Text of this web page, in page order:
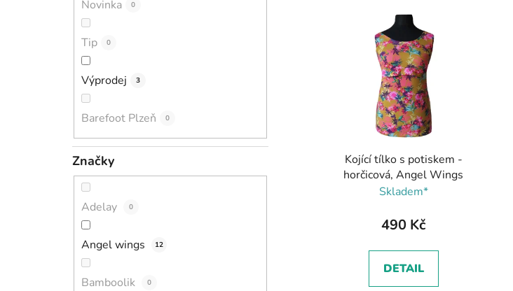
Novinka 0
Tip 0
Výprodej 3
Barefoot Plzeň 0
Značky
Adelay 0
Angel wings 12
Bamboolik 0
Kojící tílko s potiskem -
horčicová, Angel Wings
Skladem*
490 Kč
DETAIL